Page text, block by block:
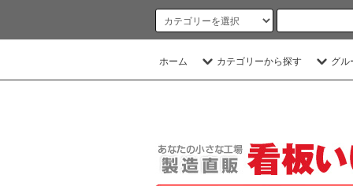
ホーム カテゴリーから探す グル